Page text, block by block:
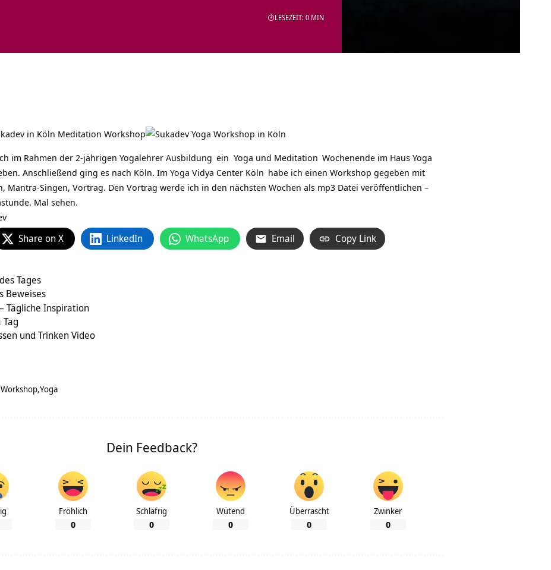
LESEZEIT: 0 MIN
im Rahmen der 2-jährigen Yogalehrer Ausbildung ein Yoga und Meditation Wochenende im Haus Yoga
Anschließend ging es nach Köln. Im Yoga Vidya Center Köln habe ich einen Workshop gegeben mit
Mantra-Singen, Vortrag. Den Vortrag werde ich in den nächsten Wochen als mp3 Datei veröffentlichen –
Mal sehen.
Share on X LinkedIn WhatsApp Email Copy Link
Tages
Beweises
Tägliche Inspiration
und Trinken Video
Workshop Yoga
Dein Feedback?
Fröhlich
0
Schläfrig
0
Wütend
0
Überrascht
0
Zwinker
0